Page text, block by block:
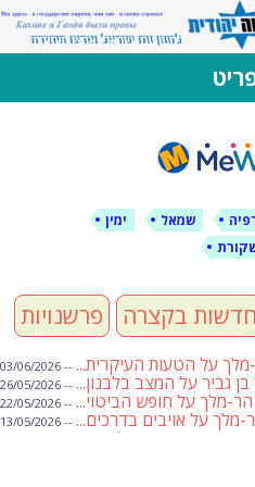
יהודית
שמאל
ימין
פרשנויות חדשות בקצרה
מלך על הטעות העיקרית... -- 03/06/2026
גביר על המצב בלבנון... -- 26/05/2026
הר-מלך על חופש הביטוי... -- 22/05/2026
מלך על אויבים בדרכים... -- 13/05/2026
שבועת אמונים לדעאש